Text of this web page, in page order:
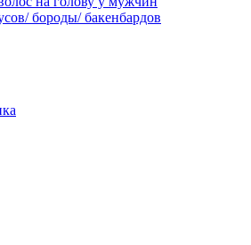
бороды/ бакенбардов